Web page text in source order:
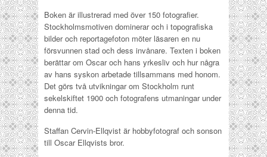
Boken är illustrerad med över 150 fotografier.
Stockholmsmotiven dominerar och i topografiska
bilder och reportagefoton möter läsaren en nu
försvunnen stad och dess invånare. Texten i boken
berättar om Oscar och hans yrkesliv och hur några
av hans syskon arbetade tillsammans med honom.
Det görs två utvikningar om Stockholm runt
sekelskiftet 1900 och fotografens utmaningar under
denna tid.
Staffan Cervin-Ellqvist är hobbyfotograf och sonson
till Oscar Ellqvists bror.